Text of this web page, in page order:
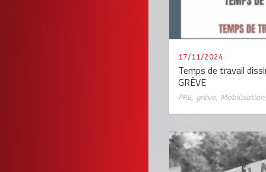
17/11/2024
Temps de travail
GRÈVE
PRE, grève, Mobilisation